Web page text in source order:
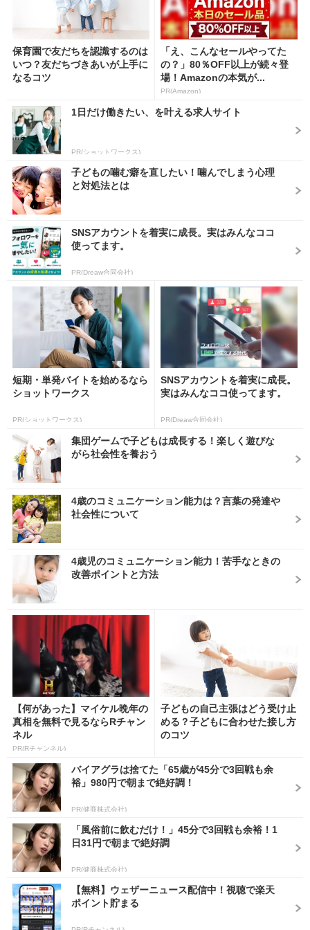
保育園で友だちを認識するのは
いつ？友だちづきあいが上手に
なるコツ
「え、こんなセールやってた
の？」80％OFF以上が続々登
場！Amazonの本気が...
PR(Amazon)
1日だけ働きたい、を叶える求人サイト
PR(ショットワークス)
子どもの噛む癖を直したい！噛んでしまう心理
と対処法とは
SNSアカウントを着実に成長。実はみんなココ
使ってます。
PR(Dreaw合同会社)
短期・単発バイトを始めるなら
ショットワークス
PR(ショットワークス)
SNSアカウントを着実に成長。
実はみんなココ使ってます。
PR(Dreaw合同会社)
集団ゲームで子どもは成長する！楽しく遊びな
がら社会性を養おう
4歳のコミュニケーション能力は？言葉の発達や
社会性について
4歳児のコミュニケーション能力！苦手なときの
改善ポイントと方法
【何があった】マイケル晩年の
真相を無料で見るならRチャン
ネル
PR(Rチャンネル)
子どもの自己主張はどう受け止
める？子どもに合わせた接し方
のコツ
バイアグラは捨てた「65歳が45分で3回戦も余
裕」980円で朝まで絶好調！
PR(健商株式会社)
「風俗前に飲むだけ！」45分で3回戦も余裕！1
日31円で朝まで絶好調
PR(健商株式会社)
【無料】ウェザーニュース配信中！視聴で楽天
ポイント貯まる